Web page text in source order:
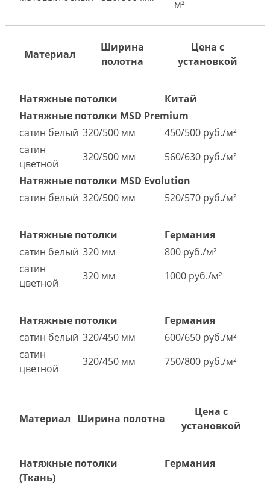
м²
Материал
Ширина
полотна
Цена с
установкой
Натяжные потолки
Китай
Натяжные потолки MSD Premium
сатин белый 320/500 мм
450/500 руб./м²
сатин
цветной
320/500 мм
560/630 руб./м²
Натяжные потолки MSD Evolution
сатин белый 320/500 мм 520/570 руб./м²
Натяжные потолки
Германия
сатин белый 320 мм
800 руб./м²
сатин
цветной
320 мм 1000 руб./м²
Натяжные потолки
Германия
сатин белый 320/450 мм
600/650 руб./м²
сатин
цветной
320/450 мм 750/800 руб./м²
Материал Ширина полотна
Цена с
установкой
Натяжные потолки
Германия
(Ткань)